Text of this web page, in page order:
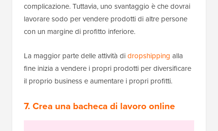
complicazione. Tuttavia, uno svantaggio è che dovrai
lavorare sodo per vendere prodotti di altre persone
con un margine di profitto inferiore.
La maggior parte delle attività didropshipping alla
fine inizia a vendere i propri prodotti per diversificare
il proprio business e aumentare i propri profitti.
7. Crea una bacheca di lavoro online